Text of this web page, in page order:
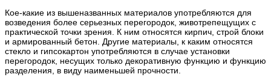
Кое-какие из вышеназванных материалов употребляются для
возведения более серьезных перегородок, животрепещущих с
практической точки зрения. К ним относятся кирпич, строй блоки
и армированный бетон. Другие материалы, к каким относятся
стекло и гипсокартон употребляются в случае установки
перегородок, несущих только декоративную функцию и функцию
разделения, в виду наименьшей прочности.